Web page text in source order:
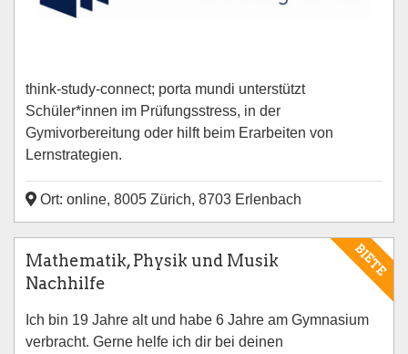
think-study-connect; porta mundi unterstützt
Schüler*innen im Prüfungsstress, in der
Gymivorbereitung oder hilft beim Erarbeiten von
Lernstrategien.
Ort: online, 8005 Zürich, 8703 Erlenbach
BIETE
Mathematik, Physik und Musik
Nachhilfe
Ich bin 19 Jahre alt und habe 6 Jahre am Gymnasium
verbracht. Gerne helfe ich dir bei deinen